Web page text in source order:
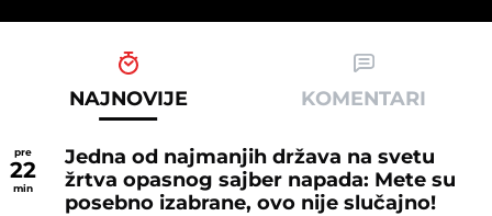
NAJNOVIJE KOMENTARI
pre
22
min
Jedna od najmanjih država na svetu
žrtva opasnog sajber napada: Mete su
posebno izabrane, ovo nije slučajno!